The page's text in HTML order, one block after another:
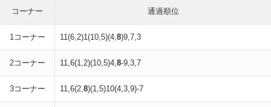
コーナー 通過順位
1コーナー 11(6,2)1(10,5)(4,8)9,7,3
2コーナー 11,6(1,2)(10,5)4,8-9,3,7
3コーナー 11,6(2,8)(1,5)10(4,3,9)-7